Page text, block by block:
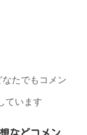
なたでもコメン
ています
などコメン